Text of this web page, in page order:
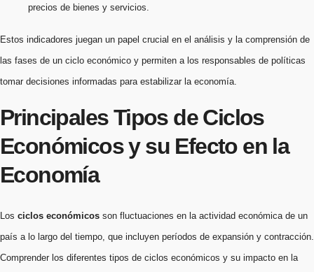
precios de bienes y servicios.
Estos indicadores juegan un papel crucial en el análisis y la comprensión de
las fases de un ciclo económico y permiten a los responsables de políticas
tomar decisiones informadas para estabilizar la economía.
Principales Tipos de Ciclos
Económicos y su Efecto en la
Economía
Los ciclos económicos son fluctuaciones en la actividad económica de un
país a lo largo del tiempo, que incluyen períodos de expansión y contracción.
Comprender los diferentes tipos de ciclos económicos y su impacto en la